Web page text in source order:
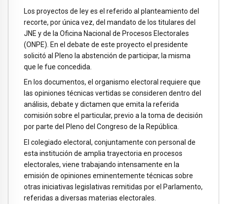
Los proyectos de ley es el referido al planteamiento del
recorte, por única vez, del mandato de los titulares del
JNE y de la Oficina Nacional de Procesos Electorales
(ONPE). En el debate de este proyecto el presidente
solicitó al Pleno la abstención de participar, la misma
que le fue concedida.
En los documentos, el organismo electoral requiere que
las opiniones técnicas vertidas se consideren dentro del
análisis, debate y dictamen que emita la referida
comisión sobre el particular, previo a la toma de decisión
por parte del Pleno del Congreso de la República.
El colegiado electoral, conjuntamente con personal de
esta institución de amplia trayectoria en procesos
electorales, viene trabajando intensamente en la
emisión de opiniones eminentemente técnicas sobre
otras iniciativas legislativas remitidas por el Parlamento,
referidas a diversas materias electorales.